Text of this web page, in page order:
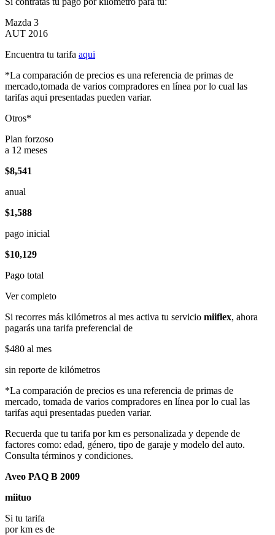
Mazda 3
AUT 2016
Encuentra tu tarifa aqui
*La comparación de precios es una referencia de primas de
mercado,tomada de varios compradores en línea por lo cual las
tarifas aqui presentadas pueden variar.
Otros*
Plan forzoso
a 12 meses
$8,541
anual
$1,588
pago inicial
$10,129
Pago total
Ver completo
Si recorres más kilómetros al mes activa tu servicio miiflex, ahora
pagarás una tarifa preferencial de
$480 al mes
sin reporte de kilómetros
*La comparación de precios es una referencia de primas de
mercado, tomada de varios compradores en línea por lo cual las
tarifas aqui presentadas pueden variar.
Recuerda que tu tarifa por km es personalizada y depende de
factores como: edad, género, tipo de garaje y modelo del auto.
Consulta términos y condiciones.
Aveo PAQ B 2009
miituo
Si tu tarifa
por km es de